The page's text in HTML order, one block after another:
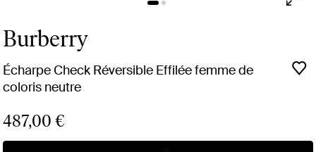
Burberry
Écharpe Check Réversible Effilée femme de
coloris neutre
487,00 €